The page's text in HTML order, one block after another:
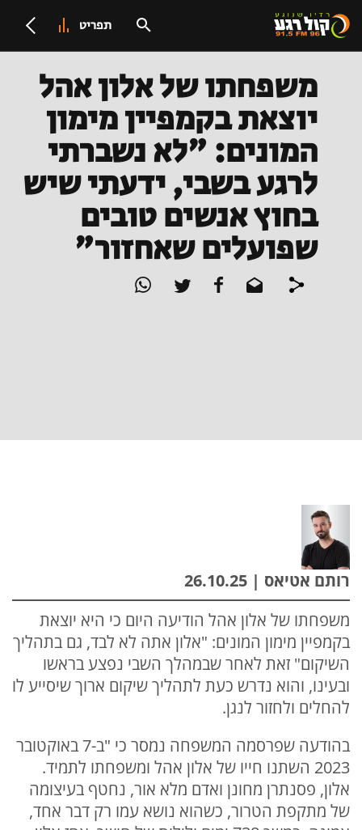
תפריט
משפחתו של אלון אהל
יוצאת בקמפיין מימון
המונים: "לא נשברתי
לרגע בשבי, ידעתי שיש
בחוץ אנשים טובים
שפועלים שאחזור"
רותם אטיאס | 26.10.25
משפחתו של אלון אהל הודיעה היום כי היא יוצאת
בקמפיין מימון המונים: "אלון אתה לא לבד, גם בתהליך
השיקום" זאת לאחר שבמהלך השבי נפצע בראשו
ובעינו, והוא נדרש כעת לתהליך שיקום ארוך שיסייע לו
להחלים ולחזור לנגן.
בהודעה שפרסמה המשפחה נמסר כי "ב-7 באוקטובר
2023 השתנו חייו של אלון אהל ומשפחתו לתמיד.
אלון, פסנתרן מחונן ואדם מלא אור, נחטף בעיצומה
של מתקפת הטרור, כשהוא נושא עמו רק דבר אחד,